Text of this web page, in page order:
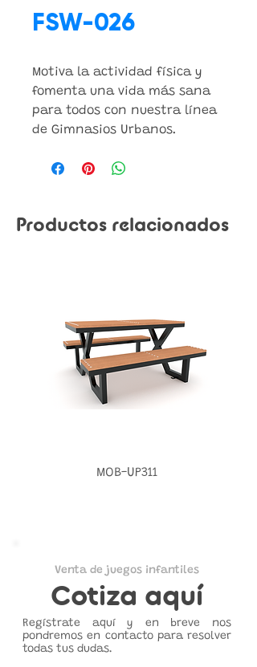
FSW-026
Motiva la actividad física y
fomenta una vida más sana
para todos con nuestra línea
de Gimnasios Urbanos.
Productos relacionados
MOB-UP311
Venta de juegos infantiles
Cotiza aquí
Regístrate aquí y en breve nos
pondremos en contacto para resolver
todas tus dudas.